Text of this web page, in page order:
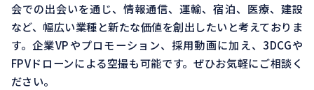
会での出会いを通じ、情報通信、運輸、宿泊、医療、建設
など、幅広い業種と新たな価値を創出したいと考えておりま
す。企業VPやプロモーション、採用動画に加え、3DCGや
FPVドローンによる空撮も可能です。ぜひお気軽にご相談く
ださい。